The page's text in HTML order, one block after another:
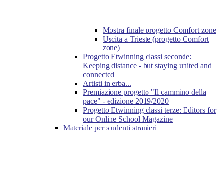
Mostra finale progetto Comfort zone
Uscita a Trieste (progetto Comfort
zone)
Progetto Etwinning classi seconde:
Keeping distance - but staying united and
connected
Artisti in erba...
Premiazione progetto "Il cammino della
pace" - edizione 2019/2020
Progetto Etwinning classi terze: Εditors for
our Online School Magazine
Materiale per studenti stranieri